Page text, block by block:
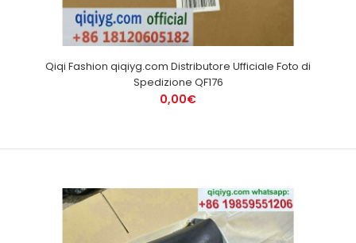
Qiqi Fashion qiqiyg.com Distributore Ufficiale Foto di
Spedizione QF176
0,00€